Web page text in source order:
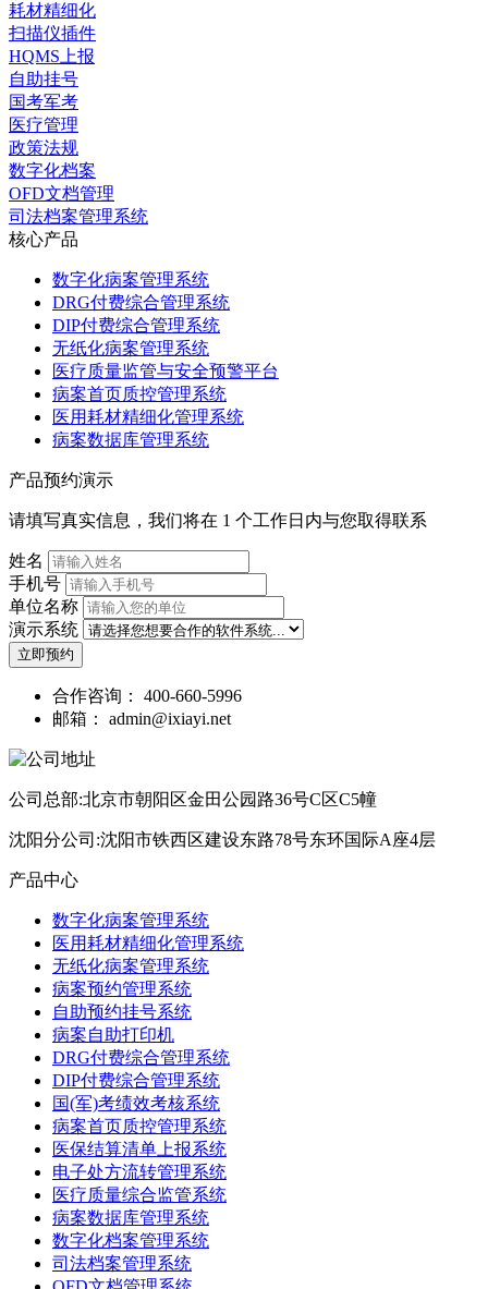
耗材精细化
扫描仪插件
HQMS上报
自助挂号
国考军考
医疗管理
政策法规
数字化档案
OFD文档管理
司法档案管理系统
核心产品
数字化病案管理系统
DRG付费综合管理系统
DIP付费综合管理系统
无纸化病案管理系统
医疗质量监管与安全预警平台
病案首页质控管理系统
医用耗材精细化管理系统
病案数据库管理系统
产品预约演示
请填写真实信息，我们将在 1 个工作日内与您取得联系
姓名
手机号
单位名称
演示系统
立即预约
合作咨询： 400-660-5996
邮箱： admin@ixiayi.net
公司总部:北京市朝阳区金田公园路36号C区C5幢
沈阳分公司:沈阳市铁西区建设东路78号东环国际A座4层
产品中心
数字化病案管理系统
医用耗材精细化管理系统
无纸化病案管理系统
病案预约管理系统
自助预约挂号系统
病案自助打印机
DRG付费综合管理系统
DIP付费综合管理系统
国(军)考绩效考核系统
病案首页质控管理系统
医保结算清单上报系统
电子处方流转管理系统
医疗质量综合监管系统
病案数据库管理系统
数字化档案管理系统
司法档案管理系统